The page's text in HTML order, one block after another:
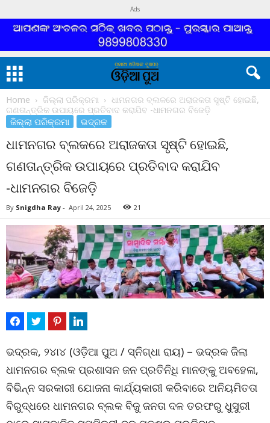
Ads
Home ଜିଲ୍ଲା ପରିକ୍ରମା
ଧାମନଗର ବ୍ଲକରେ ଅରାଜକତା ସୃଷ୍ଟି ହୋଇଛି,
ଗଣତାନ୍ତ୍ରିକ ଉପାୟରେ ପ୍ରତିବାଦ କରାଯିବ -ଧାମନଗର ବିଜେଡ଼ି
ଜିଲ୍ଲା ପରିକ୍ରମା ଭଦ୍ରକ
ଧାମନଗର ବ୍ଲକରେ ଅରାଜକତା ସୃଷ୍ଟି ହୋଇଛି,
ଗଣତାନ୍ତ୍ରିକ ଉପାୟରେ ପ୍ରତିବାଦ କରାଯିବ
-ଧାମନଗର ବିଜେଡ଼ି
By Snigdha Ray - April 24, 2025 21
ଭଦ୍ରକ, ୨୪ା୪ (ଓଡ଼ିଆ ପୁଅ / ସ୍ନିଗ୍ଧା ରାୟ) – ଭଦ୍ରକ ଜିଲା
ଧାମନଗର ବ୍ଲକ ପ୍ରଶାସନ ଜନ ପ୍ରତିନିଧି ମାନଙ୍କୁ ଅବହେଳା,
ବିଭିନ୍ନ ସରକାରୀ ଯୋଜନା କାର୍ଯ୍ୟକାରୀ କରିବାରେ ଅନିୟମିତତା
ବିରୁଦ୍ଧରେ ଧାମନଗର ବ୍ଲକ ବିଜୁ ଜନତା ଦଳ ତରଫରୁ ଧୁସୁରୀ